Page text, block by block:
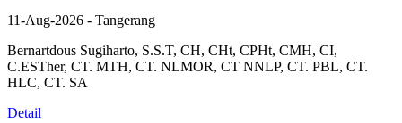
11-Aug-2026 - Tangerang
Bernartdous Sugiharto, S.S.T, CH, CHt, CPHt, CMH, CI,
C.ESTher, CT. MTH, CT. NLMOR, CT NNLP, CT. PBL, CT.
HLC, CT. SA
Detail